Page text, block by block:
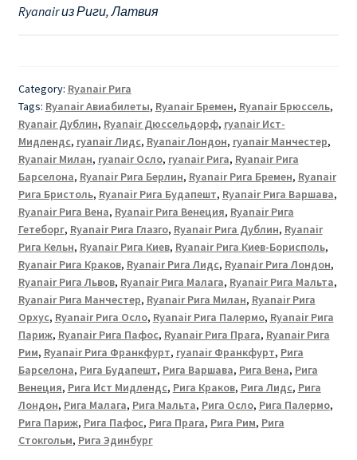
Ryanair из Риги, Латвия
Category: Ryanair Рига
Tags: Ryanair Авиабилеты, Ryanair Бремен, Ryanair Брюссель,
Ryanair Дублин, Ryanair Дюссельдорф, ryanair Ист-
Мидлендс, ryanair Лидс, Ryanair Лондон, ryanair Манчестер,
Ryanair Милан, ryanair Осло, ryanair Рига, Ryanair Рига
Барселона, Ryanair Рига Берлин, Ryanair Рига Бремен, Ryanair
Рига Бристоль, Ryanair Рига Будапешт, Ryanair Рига Варшава,
Ryanair Рига Вена, Ryanair Рига Венеция, Ryanair Рига
Гетеборг, Ryanair Рига Глазго, Ryanair Рига Дублин, Ryanair
Рига Кельн, Ryanair Рига Киев, Ryanair Рига Киев-Борисполь,
Ryanair Рига Краков, Ryanair Рига Лидс, Ryanair Рига Лондон,
Ryanair Рига Львов, Ryanair Рига Малага, Ryanair Рига Мальта,
Ryanair Рига Манчестер, Ryanair Рига Милан, Ryanair Рига
Орхус, Ryanair Рига Осло, Ryanair Рига Палермо, Ryanair Рига
Париж, Ryanair Рига Пафос, Ryanair Рига Прага, Ryanair Рига
Рим, Ryanair Рига Франкфурт, ryanair Франкфурт, Рига
Барселона, Рига Будапешт, Рига Варшава, Рига Вена, Рига
Венеция, Рига Ист Мидлендс, Рига Краков, Рига Лидс, Рига
Лондон, Рига Малага, Рига Мальта, Рига Осло, Рига Палермо,
Рига Париж, Рига Пафос, Рига Прага, Рига Рим, Рига
Стокгольм, Рига Эдинбург